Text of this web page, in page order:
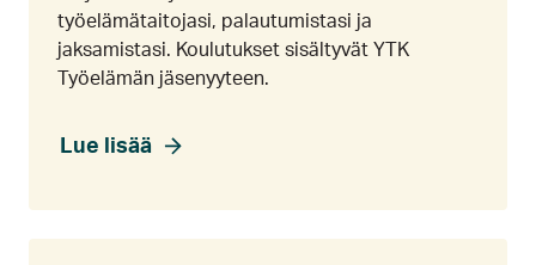
työelämätaitojasi, palautumistasi ja
jaksamistasi. Koulutukset sisältyvät YTK
Työelämän jäsenyyteen.
Lue lisää